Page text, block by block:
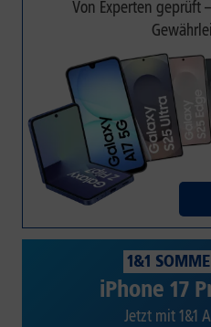
Von Experten geprüft
1&1
iPhone 17
Jetzt mit 1&1